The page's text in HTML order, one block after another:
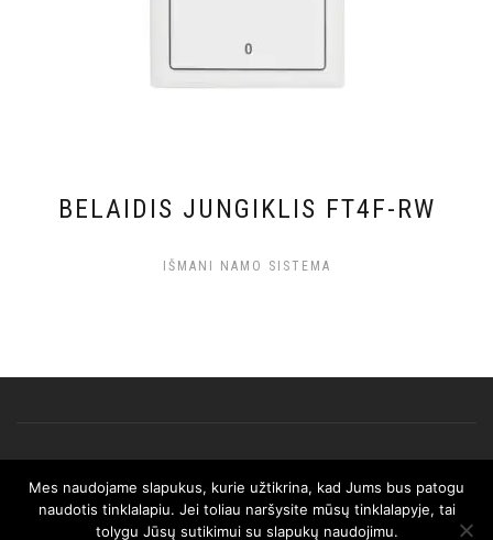
BELAIDIS JUNGIKLIS FT4F-RW
IŠMANI NAMO SISTEMA
© 2025 AFRISO. Visos teisės saugomos.
Mes naudojame slapukus, kurie užtikrina, kad Jums bus patogu
naudotis tinklalapiu. Jei toliau naršysite mūsų tinklalapyje, tai
tolygu Jūsų sutikimui su slapukų naudojimu.